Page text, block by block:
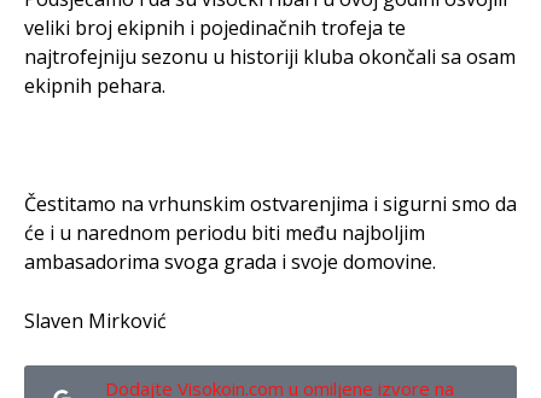
veliki broj ekipnih i pojedinačnih trofeja te
najtrofejniju sezonu u historiji kluba okončali sa osam
ekipnih pehara.
Čestitamo na vrhunskim ostvarenjima i sigurni smo da
će i u narednom periodu biti među najboljim
ambasadorima svoga grada i svoje domovine.
Slaven Mirković
Dodajte Visokoin.com u omiljene izvore na